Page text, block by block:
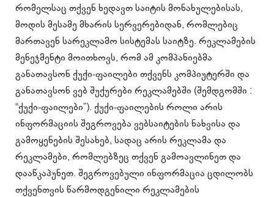
რომელსაც თქვენ ხედავთ საიტის მონახულებისას,
მოდის მესამე მხარის სერვერებიდან, რომლებიც
მართავენ სარეკლამო სისტემას საიტზე. რეკლამების
მენეჯმენტი მოითხოვს, რომ ამ კომპანიებმა
განათავსონ ქუქი-ფაილები თქვენს კომპიუტერში და
განათავსონ ვებ შუქურები რეკლამებში (შემდგომში :
“ქუქი-ფაილები”). ქუქი-ფაილების როლი არის
ინფორმაციის შეგროვება ვებსაიტების ნახვისა და
გამოყენების შესახებ, სადაც არის რეკლამა და
რეკლამები, რომლებზეც თქვენ გამოავლინეთ და
დააწკაპუნეთ. შეგროვებული ინფორმაცია ცდილობს
თქვენთვის წარმოდგენილი რეკლამების